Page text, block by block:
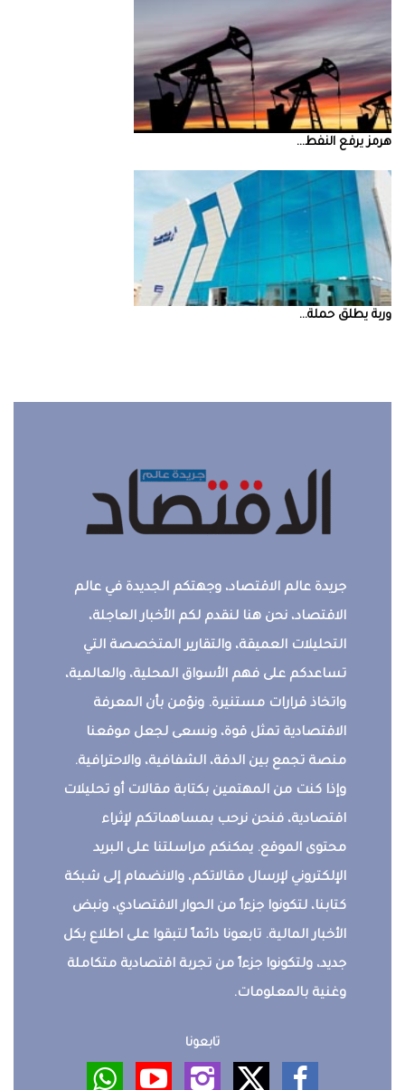
‮‬هرمز‮‬‭ ‬يرفع‭ ‬النفط‭ ...
‮‬وربة‮‬‭ ‬يطلق‭ ‬حملة‭ ...
جريدة عالم الاقتصاد، وجهتكم الجديدة في عالم
الاقتصاد، نحن هنا لنقدم لكم الأخبار العاجلة،
التحليلات العميقة، والتقارير المتخصصة التي
تساعدكم على فهم الأسواق المحلية، والعالمية،
واتخاذ قرارات مستنيرة. ونؤمن بأن المعرفة
الاقتصادية تمثل قوة، ونسعى لجعل موقعنا
منصة تجمع بين الدقة، الشفافية، والاحترافية.
وإذا كنت من المهتمين بكتابة مقالات أو تحليلات
اقتصادية، فنحن نرحب بمساهماتكم لإثراء
محتوى الموقع. يمكنكم مراسلتنا على البريد
الإلكتروني لإرسال مقالاتكم، والانضمام إلى شبكة
كتابنا، لتكونوا جزءاً من الحوار الاقتصادي، ونبض
الأخبار المالية. تابعونا دائماً لتبقوا على اطلاع بكل
جديد، ولتكونوا جزءاً من تجربة اقتصادية متكاملة
وغنية بالمعلومات.
تابعونا